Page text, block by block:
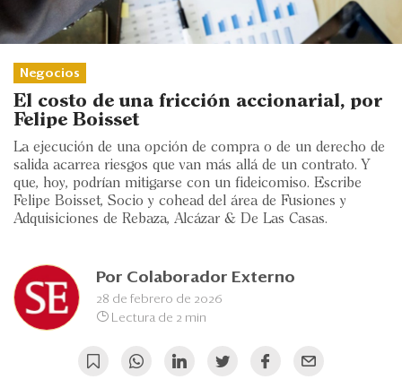
Economía y Finanzas
Legal y Política
Eventos
Blogs
Ranking CEO
Negocios
El costo de una fricción accionarial, por
Felipe Boisset
La ejecución de una opción de compra o de un derecho de
salida acarrea riesgos que van más allá de un contrato. Y
que, hoy, podrían mitigarse con un fideicomiso. Escribe
Felipe Boisset, Socio y cohead del área de Fusiones y
Adquisiciones de Rebaza, Alcázar & De Las Casas.
Por Colaborador Externo
28 de febrero de 2026
Lectura de 2 min